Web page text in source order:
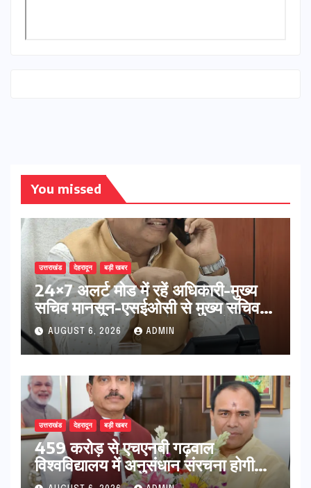
You missed
उत्तराखंड देहरादून बड़ी खबर
24×7 अलर्ट मोड में रहें अधिकारी-मुख्य
सचिव मानसून-एसईओसी से मुख्य सचिव ने
की विस्तृत समीक्षा कहा-बंद सड़कों को
शीघ्र खोला जाए, लोगों को न हो दिक्कत
AUGUST 6, 2026 ADMIN
उत्तराखंड देहरादून बड़ी खबर
459 करोड़ से एचएनबी गढ़वाल
विश्वविद्यालय में अनुसंधान संरचना होगी
सुदृढ,उच्च शिक्षा मंत्री धन सिंह रावत ने